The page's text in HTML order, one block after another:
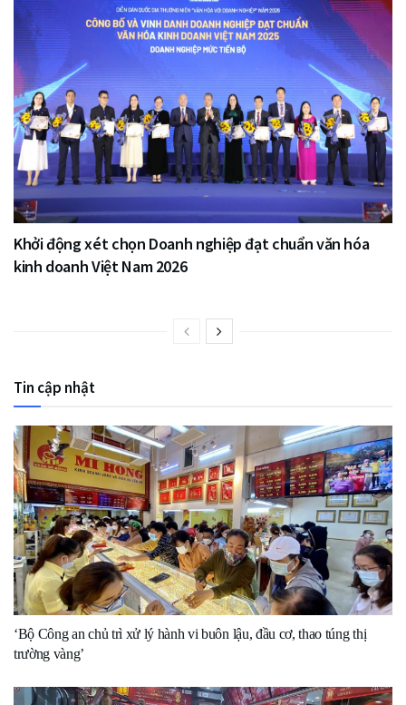
Khởi động xét chọn Doanh nghiệp đạt chuẩn văn hóa
kinh doanh Việt Nam 2026
Tin cập nhật
‘Bộ Công an chủ trì xử lý hành vi buôn lậu, đầu cơ, thao túng thị
trường vàng’